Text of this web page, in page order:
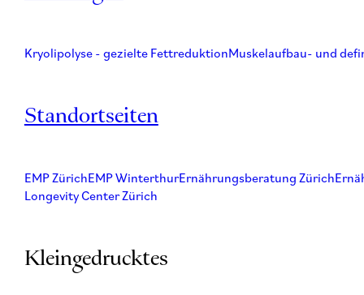
Kryolipolyse - gezielte FettreduktionMuskelaufbau- und
Standortseiten
EMP ZürichEMP WinterthurErnährungsberatung Zürich
Longevity Center Zürich
Kleingedrucktes